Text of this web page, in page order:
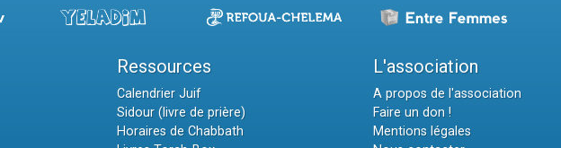
Ressources
Calendrier Juif
Sidour (livre de prière)
Horaires de Chabbath
L'association
A propos de l'association
Faire un don !
Mentions légales